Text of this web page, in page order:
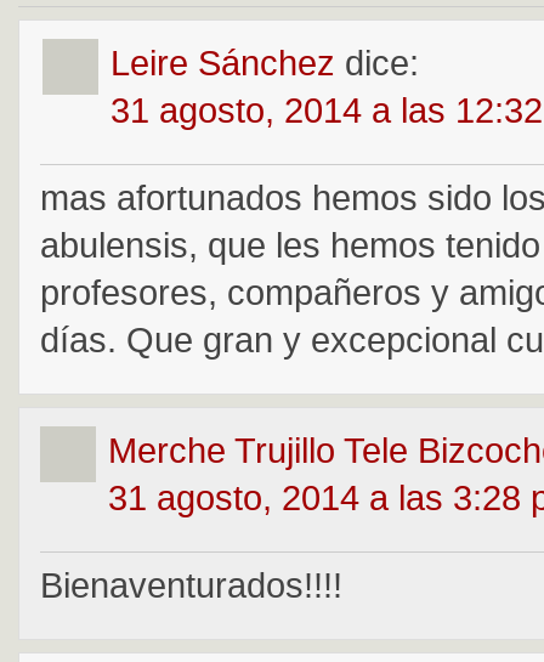
Leire Sánchez dice:
31 agosto, 2014 a las
mas afortunados hemos sido
abulensis, que les hemos
profesores, compañeros y
días. Que gran y excepcional
Merche Trujillo Tele
31 agosto, 2014 a las 3:28
Bienaventurados!!!!